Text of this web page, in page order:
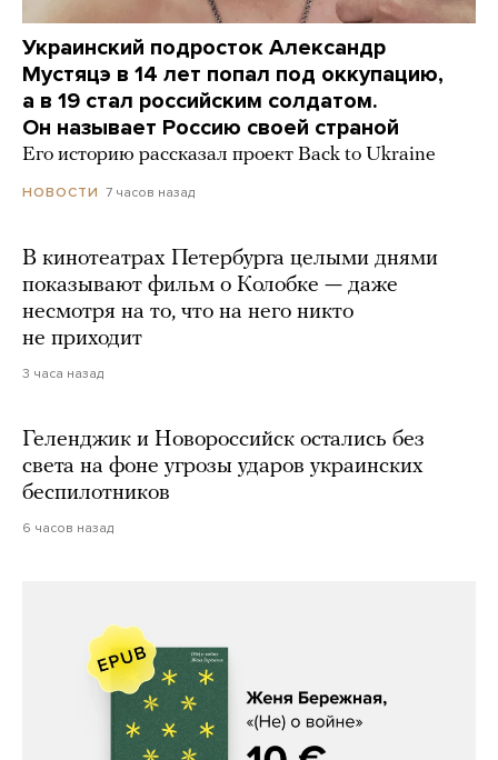
Украинский подросток Александр
Мустяцэ в 14 лет попал под оккупацию,
а в 19 стал российским солдатом.
Он называет Россию своей страной
Его историю рассказал проект Back to Ukraine
НОВОСТИ 7 часов назад
В кинотеатрах Петербурга целыми днями
показывают фильм о Колобке — даже
несмотря на то, что на него никто
не приходит
3 часа назад
Геленджик и Новороссийск остались без
света на фоне угрозы ударов украинских
беспилотников
6 часов назад